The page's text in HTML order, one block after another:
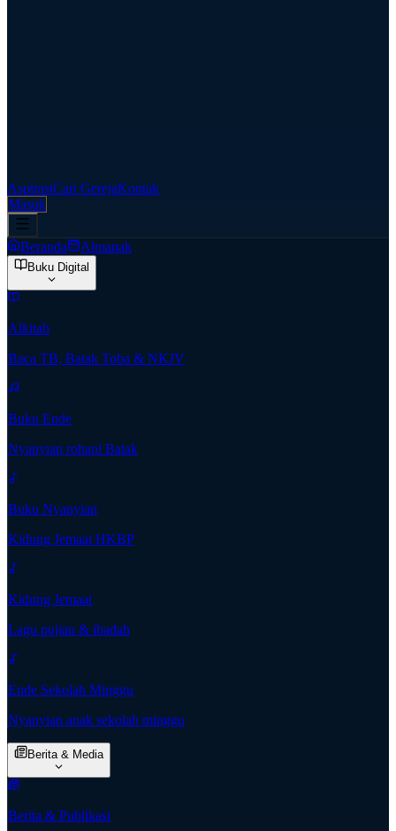
AspirasiCari GerejaKontak
Masuk
Beranda Almanak
Buku Digital
Alkitab
Baca TB, Batak Toba & NKJV
Buku Ende
Nyanyian rohani Batak
Buku Nyanyian
Kidung Jemaat HKBP
Kidung Jemaat
Lagu pujian & ibadah
Ende Sekolah Minggu
Nyanyian anak sekolah minggu
Berita & Media
Berita & Publikasi